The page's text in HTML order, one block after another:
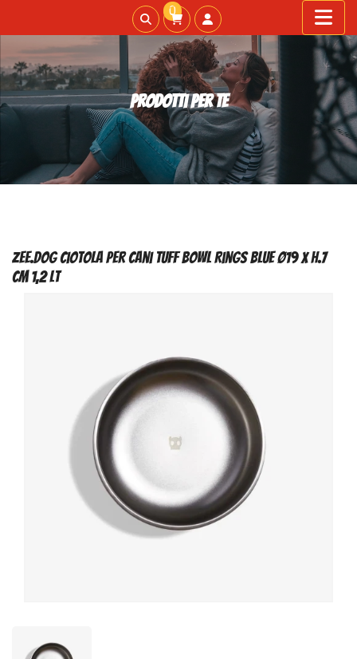
0
Prodotti per te
Zee.Dog Ciotola per Cani Tuff Bowl Rings Blue ø19 x h.7
cm 1,2 lt